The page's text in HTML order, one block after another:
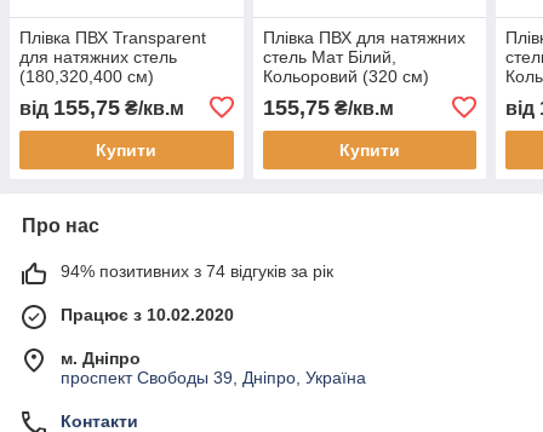
Плівка ПВХ Transparent
для натяжних стель
(180,320,400 см)
від 155,75 ₴/кв.м
Купити
Плівка ПВХ для натяжних
стель Мат Білий,
Кольоровий (320 см)
155,75₴/кв.м
Купити
від
Про нас
94% позитивних з 74 відгуків за рік
Працює з 10.02.2020
м. Дніпро
проспект Свободы 39, Дніпро, Україна
Контакти